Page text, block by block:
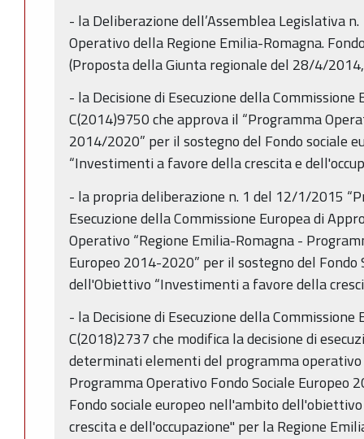
- la Deliberazione dell’Assemblea Legislativa
Operativo della Regione Emilia-Romagna.
(Proposta della Giunta regionale del 28/4/
- la Decisione di Esecuzione della
C(2014)9750 che approva il “Programma
2014/2020” per il sostegno del Fondo sociale
“Investimenti a favore della crescita e
- la propria deliberazione n. 1 del 12/1/2015
Esecuzione della Commissione Europea di
Operativo “Regione Emilia-Romagna -
Europeo 2014-2020” per il sostegno del
dell'Obiettivo “Investimenti a favore della
- la Decisione di Esecuzione della
C(2018)2737 che modifica la decisione di
determinati elementi del programma
Programma Operativo Fondo Sociale Europeo
Fondo sociale europeo nell'ambito
crescita e dell'occupazione" per la Regione